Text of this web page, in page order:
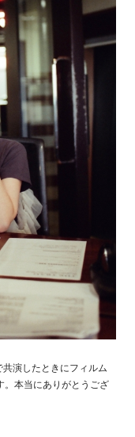
演したときにフィルム
。本当にありがとうござ